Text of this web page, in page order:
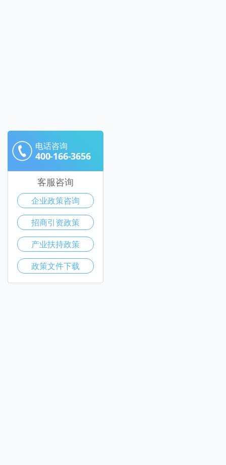
电话咨询
400-166-3656
客服咨询
企业政策咨询
招商引资政策
产业扶持政策
政策文件下载